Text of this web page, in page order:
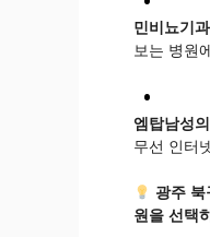
민비뇨기
보는 병원
엠탑남성
무선 인터
광주
원을 선택